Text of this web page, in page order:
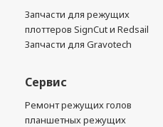
Запчасти для режущих
плоттеров SignCut и Redsail
Запчасти для Gravotech
Сервис
Ремонт режущих голов
планшетных режущих